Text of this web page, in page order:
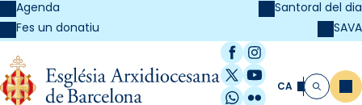
Agenda
Fes un donatiu
Santoral del dia
SAVA
Facebook
Instagram
X / Twitter
YouTube
WhatsApp
FlickrCA Cerca